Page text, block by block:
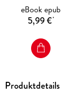
Das Erbe der
drei Monate als
eBook epub
5,99 €*
Produktdetails